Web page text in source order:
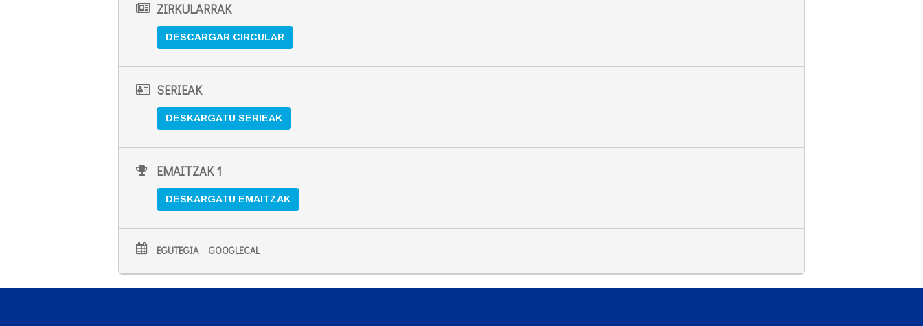
ZIRKULARRAK
DESCARGAR CIRCULAR
SERIEAK
DESKARGATU SERIEAK
EMAITZAK 1
DESKARGATU EMAITZAK
EGUTEGIA GOOGLECAL